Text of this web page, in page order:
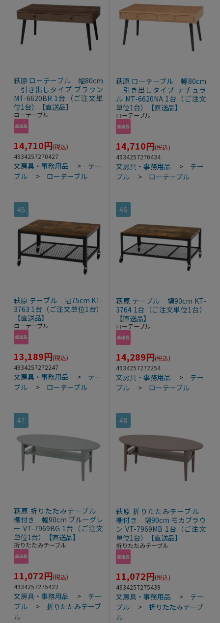
萩原 ローテーブル 幅80cm
引き出しタイプ ブラウン
MT-6620BR 1台（ご注文単
位1台）【直送品】
ローテーブル
14,710円(税込)
4934257270427
文房具・事務用品 > テー
ブル
> ローテーブル
萩原 ローテーブル 幅80cm
引き出しタイプ ナチュラ
ル MT-6620NA 1台（ご注文
単位1台）【直送品】
ローテーブル
14,710円(税込)
4934257270434
文房具・事務用品 > テー
ブル
> ローテーブル
45
萩原 テーブル 幅75cm KT-
3763 1台（ご注文単位1台）
【直送品】
ローテーブル
13,189円(税込)
4934257272247
文房具・事務用品 > テー
ブル
> ローテーブル
46
萩原 テーブル 幅90cm KT-
3764 1台（ご注文単位1台）
【直送品】
ローテーブル
14,289円(税込)
4934257272254
文房具・事務用品 > テー
ブル
> ローテーブル
47
萩原 折りたたみテーブル
棚付き 幅90cm ブルーグレ
ー VT-7969BG 1台（ご注文
単位1台）【直送品】
折りたたみテーブル
11,072円(税込)
4934257275422
文房具・事務用品 > テー
ブル
> 折りたたみテーブ
ル
48
萩原 折りたたみテーブル
棚付き 幅90cm モカブラウ
ン VT-7969MB 1台（ご注文
単位1台）【直送品】
折りたたみテーブル
11,072円(税込)
4934257275439
文房具・事務用品 > テー
ブル
> 折りたたみテーブ
ル